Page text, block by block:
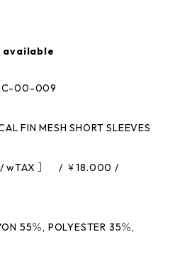
00-009
FIN MESH SHORT SLEEVES
/ wTAX ］ / ￥18.000 /
55％, POLYESTER 35％,